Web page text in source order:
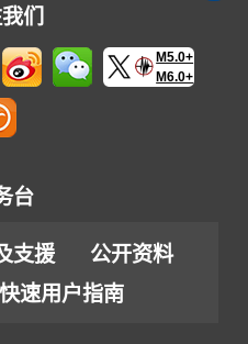
们
M5.0+
M6.0+
台
支援
公开资料
快速用户指南